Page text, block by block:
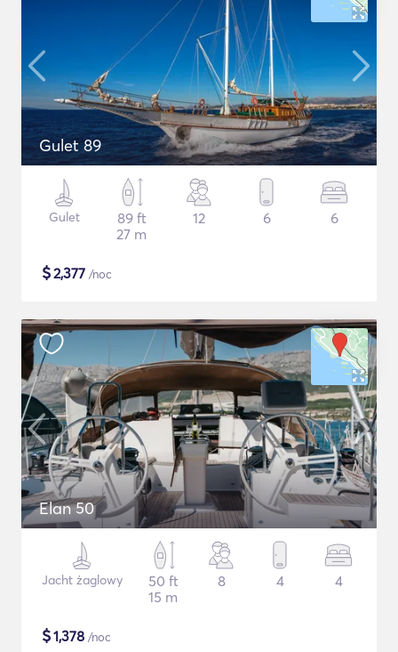
Gulet 89
Gulet
89 ft
27 m
12 6 6
$2,377 /noc
Elan 50
Jacht żaglowy
50 ft
15 m
8 4 4
$1,378 /noc